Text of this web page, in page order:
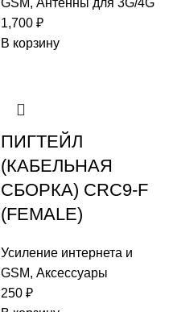
GSM, Антенны для 3G/4G
1,700 ₽
В корзину
ПИГТЕЙЛ
(КАБЕЛЬНАЯ
СБОРКА) CRC9-F
(FEMALE)
Усиление интернета и
GSM, Аксессуары
250 ₽